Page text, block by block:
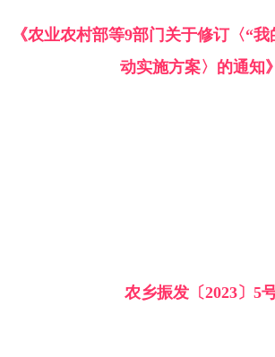
《农业农村部等9部门关于修订〈“
动实施方案〉的通知》
农乡振发〔2023〕5